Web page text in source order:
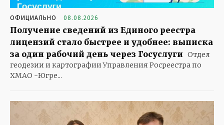
ОФИЦИАЛЬНО 08.08.2026
Получение сведений из Единого реестра
лицензий стало быстрее и удобнее: выписка
за один рабочий день через Госуслуги Отдел
геодезии и картографии Управления Росреестра по
ХМАО -Югре...